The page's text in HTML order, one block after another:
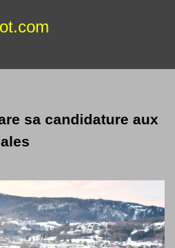
sa candidature aux